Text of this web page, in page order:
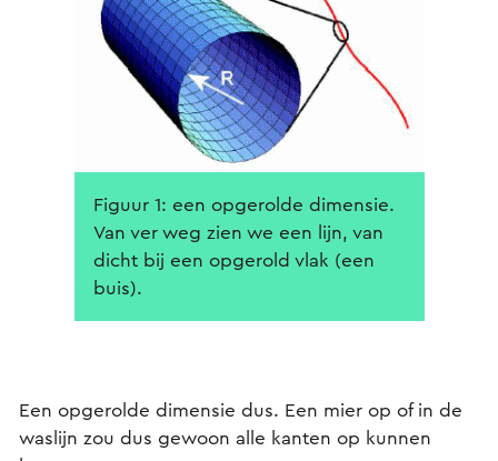
Figuur 1: een opgerolde dimensie.
Van ver weg zien we een lijn, van
dicht bij een opgerold vlak (een
buis).
Een opgerolde dimensie dus. Een mier op of in de
waslijn zou dus gewoon alle kanten op kunnen